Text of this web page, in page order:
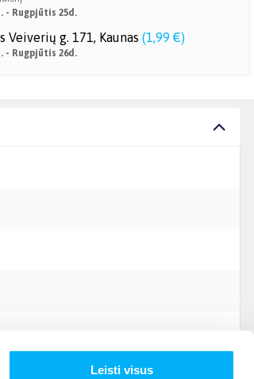
Leisti visus
- Rugpjūtis 25d.
Veiverių g. 171, Kaunas (1,99 €)
- Rugpjūtis 26d.